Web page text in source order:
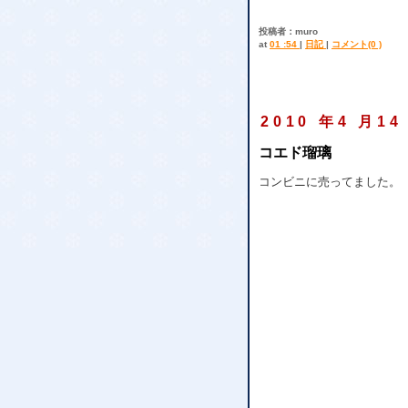
投稿者：muro
at 01 :54 | 日記| コメント(0 )
2010 年4 月14
コエド瑠璃
コンビニに売ってました。